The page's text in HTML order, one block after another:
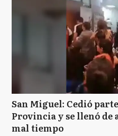
San Miguel: Cedió
Provincia y se llenó de
mal tiempo